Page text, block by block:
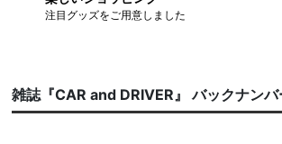
注目グッズをご用意しました
雑誌『CAR and DRIVER』 バックナンバ